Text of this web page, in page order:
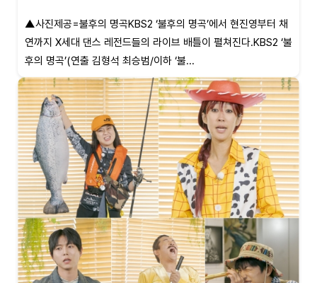
▲사진제공=불후의 명곡KBS2 ‘불후의 명곡’에서 현진영부터 채
연까지 X세대 댄스 레전드들의 라이브 배틀이 펼쳐진다.KBS2 ‘불
후의 명곡’(연출 김형석 최승범/이하 ‘불...